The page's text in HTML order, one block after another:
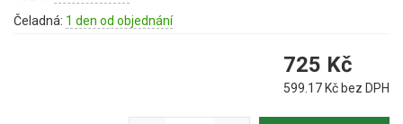
Benzínové pily
Čeladná: 1 den od objednání
725 Kč
599.17 Kč bez DPH